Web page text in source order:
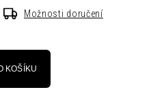
Možnosti doručení
KOŠÍKU